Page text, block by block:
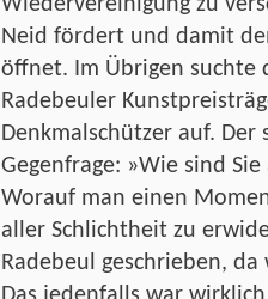
Wiedervereinigung zu
Neid fördert und damit
öffnet. Im Übrigen suchte
Radebeuler
Denkmalschützer auf.
Gegenfrage: »Wie sind
Worauf man einen
aller Schlichtheit zu
Radebeul geschrieben,